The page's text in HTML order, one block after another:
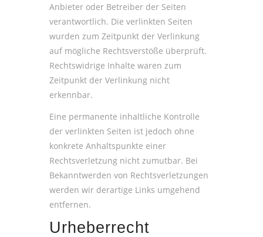
Anbieter oder Betreiber der Seiten
verantwortlich. Die verlinkten Seiten
wurden zum Zeitpunkt der Verlinkung
auf mögliche Rechtsverstöße überprüft.
Rechtswidrige Inhalte waren zum
Zeitpunkt der Verlinkung nicht
erkennbar.
Eine permanente inhaltliche Kontrolle
der verlinkten Seiten ist jedoch ohne
konkrete Anhaltspunkte einer
Rechtsverletzung nicht zumutbar. Bei
Bekanntwerden von Rechtsverletzungen
werden wir derartige Links umgehend
entfernen.
Urheberrecht